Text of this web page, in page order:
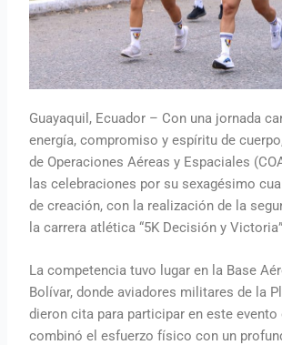
Guayaquil, Ecuador – Con una jornada
energía, compromiso y espíritu de
de Operaciones Aéreas y Espaciales
las celebraciones por su sexagésimo
de creación, con la realización de la
la carrera atlética “5K Decisión y
La competencia tuvo lugar en la Base
Bolívar, donde aviadores militares de la
dieron cita para participar en este
combinó el esfuerzo físico con un